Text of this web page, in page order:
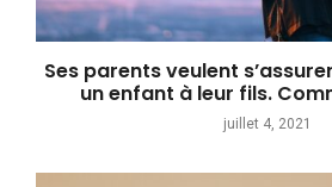
Ses parents veulent
un enfant à leur fils.
juillet 4, 2021